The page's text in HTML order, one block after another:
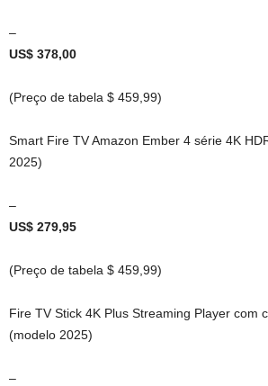
–
US$ 378,00
(Preço de tabela $ 459,99)
Smart Fire TV Amazon Ember 4 série 4K
2025)
–
US$ 279,95
(Preço de tabela $ 459,99)
Fire TV Stick 4K Plus Streaming Player com
(modelo 2025)
–